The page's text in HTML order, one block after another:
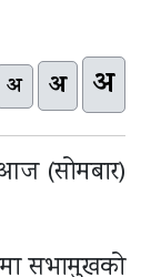
अ अ अ
(सोमबार)
सभामुखको